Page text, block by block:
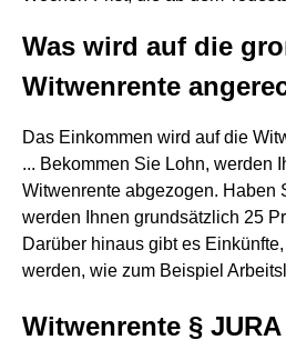
Was wird auf die
Witwenrente
Das Einkommen wird auf die
... Bekommen Sie Lohn, werden
Witwenrente abgezogen. Haben
werden Ihnen grundsätzlich 25
Darüber hinaus gibt es
werden, wie zum Beispiel
Witwenrente §